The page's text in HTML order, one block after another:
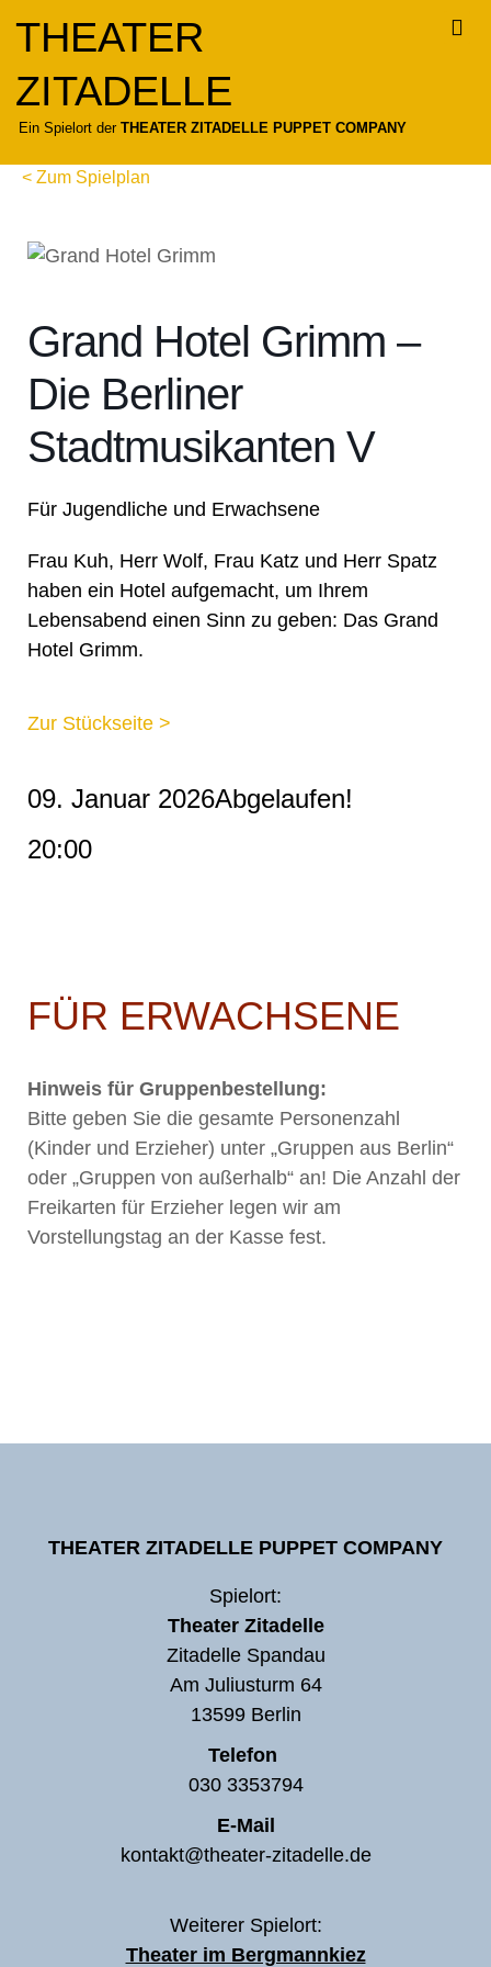
springen
THEATER
ZITADELLE
Ein Spielort derTHEATER ZITADELLE PUPPET COMPANY
< Zum Spielplan
Grand Hotel Grimm –
Die Berliner
Stadtmusikanten V
Für Jugendliche und Erwachsene
Frau Kuh, Herr Wolf, Frau Katz und Herr Spatz
haben ein Hotel aufgemacht, um Ihrem
Lebensabend einen Sinn zu geben: Das Grand
Hotel Grimm.
Zur Stückseite >
09. Januar 2026Abgelaufen!
20:00
FÜR ERWACHSENE
Hinweis für Gruppenbestellung:
Bitte geben Sie die gesamte Personenzahl
(Kinder und Erzieher) unter „Gruppen aus Berlin“
oder „Gruppen von außerhalb“ an! Die Anzahl der
Freikarten für Erzieher legen wir am
Vorstellungstag an der Kasse fest.
THEATER ZITADELLE PUPPET COMPANY
Spielort:
Theater Zitadelle
Zitadelle Spandau
Am Juliusturm 64
13599 Berlin
Telefon
030 3353794
E-Mail
kontakt@theater-zitadelle.de
Weiterer Spielort:
Theater im Bergmannkiez